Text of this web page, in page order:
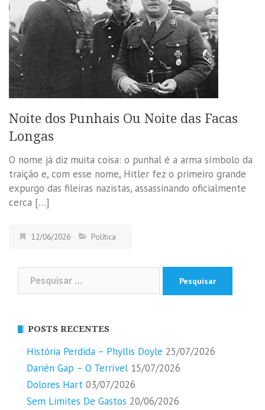
Noite dos Punhais Ou Noite das Facas
Longas
O nome já diz muita coisa: o punhal é a arma símbolo da
traição e, com esse nome, Hitler fez o primeiro grande
expurgo das fileiras nazistas, assassinando oficialmente
cerca […]
12/06/2026 Política
Pesquisar
por:
POSTS RECENTES
História Perdida – Phyllis Doyle 25/07/2026
Darién Gap – O Terrível 15/07/2026
Dolores Hart 03/07/2026
Sem Limites De Gastos 20/06/2026